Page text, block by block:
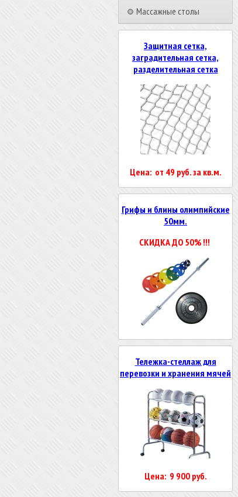
Массажные столы
Защитная сетка,
заградительная сетка,
разделительная сетка
Цена: от 49 руб. за кв.м.
Грифы и блины олимпийские
50мм.
СКИДКА ДО 50% !!!
Тележка-стеллаж для
перевозки и хранения мячей
Цена: 9 900 руб.